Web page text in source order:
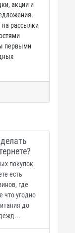
акции и
рассылки
первыми
покупок
есть
где
что угодно
до